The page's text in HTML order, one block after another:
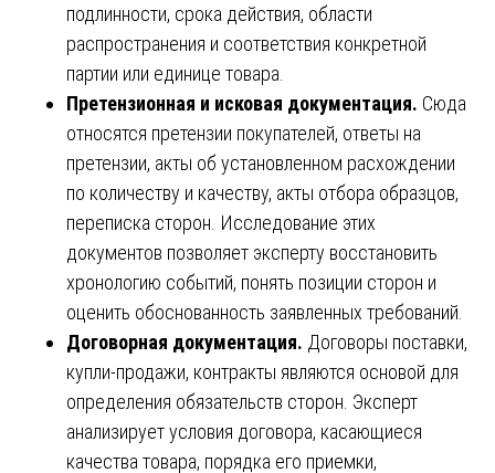
подлинности, срока действия, области
распространения и соответствия конкретной
партии или единице товара.
Претензионная и исковая документация. Сюда
относятся претензии покупателей, ответы на
претензии, акты об установленном расхождении
по количеству и качеству, акты отбора образцов,
переписка сторон. Исследование этих
документов позволяет эксперту восстановить
хронологию событий, понять позиции сторон и
оценить обоснованность заявленных требований.
Договорная документация. Договоры поставки,
купли-продажи, контракты являются основой для
определения обязательств сторон. Эксперт
анализирует условия договора, касающиеся
качества товара, порядка его приемки,